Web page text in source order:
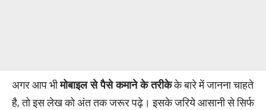
अगर आप भीमोबाइल से पैसे कमाने के तरीकेके बारे में जानना चाहते
है, तो इस लेख को अंत तक जरूर पढ़े। इसके जरिये आसानी से सिर्फ